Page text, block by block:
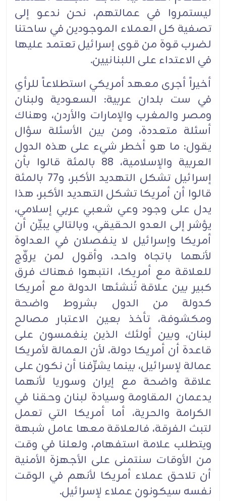
ليستمروا في عمالتهم، نحن ندعو إلى
تصفية كل العملاء الموجودين في ساحتنا
لضرب قوة من قوى إسرائيل تعتمد عليها
في الاعتداء على اللبنانيين.
أخيراً أجرى معهد أمريكي استطلاعاً للرأي
في ست بلدان عربية: السعودية ولبنان
ومصر والمغرب والإمارات والأردن، وهناك
أسئلة متعددة، ومن بين الأسئلة سؤال
يقول: ما هو أخطر شيء على هذه الدول
العربية والإسلامية، 88 بالمئة قالوا بأن
إسرائيل تشكل التهديد الأكبر، و77 بالمئة
قالوا أن أمريكا تشكل التهديد الأكبر، هذا
يدل على وجود وعي شعبي عربي إسلامي،
يؤشر إلى العدو الحقيقي، وبالتالي يبيِّن أن
أمريكا وإسرائيل لا ينفصلان في العداوة
لأنهما باتجاه واحد، وأقول لمن يروِّج
للعلاقة مع أمريكا، انتبهوا فهناك فرق
كبير بين علاقة تُنشئها الدولة مع أمريكا
كدولة من الدول بشروط واضحة
ومكشوفة، تأخذ بعين الاعتبار مصالح
لبنان، وبين أولئك الذين ينغمسون على
قاعدة أن أمريكا دولة، لأن العمالة لأمريكا
عمالة لإسرائيل، بينما يشرِّفنا أن نكون على
علاقة واضحة مع إيران وسوريا لأنهما
يدعمان المقاومة وسيادة لبنان وحقنا في
الكرامة والحرية، أما أمريكا التي تعمل
لتبث الفرقة، فالعلاقة معها عامل شبهة
ويتطلب علامة استفهام، ولعلنا في وقت
من الأوقات سنتمنى على الأجهزة الأمنية
أن تلاحق عملاء أمريكا لأنهم في الوقت
نفسه سيكونون عملاء لإسرائيل.